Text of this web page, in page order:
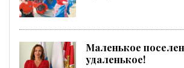
Маленькое
удаленькое!